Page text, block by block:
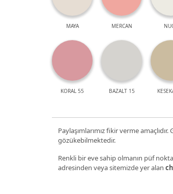
MAYA MERCAN
KORAL 55 BAZALT 15
Paylaşımlarımız fikir verme
gözükebilmektedir.
Renkli bir eve sahip olmanın püf
adresinden veya sitemizde yer alan